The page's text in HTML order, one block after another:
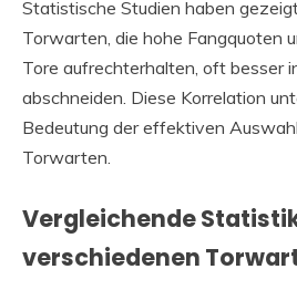
Statistische Studien haben
Torwarten, die hohe Fangquoten
Tore aufrechterhalten, oft besser
abschneiden. Diese Korrelation
Bedeutung der effektiven
Torwarten.
Vergleichende
verschiedenen